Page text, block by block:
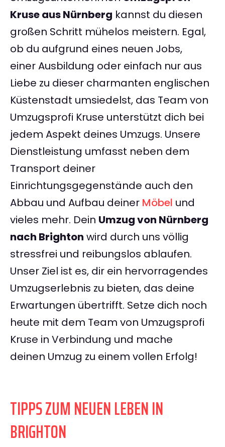
Kruse aus Nürnberg kannst du diesen
großen Schritt mühelos meistern. Egal,
ob du aufgrund eines neuen Jobs,
einer Ausbildung oder einfach nur aus
Liebe zu dieser charmanten englischen
Küstenstadt umsiedelst, das Team von
Umzugsprofi Kruse unterstützt dich bei
jedem Aspekt deines Umzugs. Unsere
Dienstleistung umfasst neben dem
Transport deiner
Einrichtungsgegenstände auch den
Abbau und Aufbau deiner Möbel und
vieles mehr. Dein Umzug von Nürnberg
nach Brighton wird durch uns völlig
stressfrei und reibungslos ablaufen.
Unser Ziel ist es, dir ein hervorragendes
Umzugserlebnis zu bieten, das deine
Erwartungen übertrifft. Setze dich noch
heute mit dem Team von Umzugsprofi
Kruse in Verbindung und mache
deinen Umzug zu einem vollen Erfolg!
TIPPS ZUM NEUEN LEBEN IN
BRIGHTON